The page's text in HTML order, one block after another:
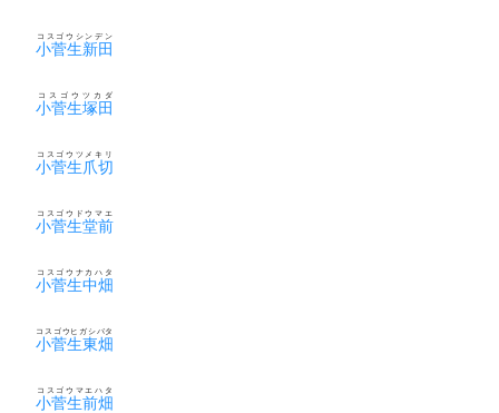
小菅生新田
コスゴウシンデン
小菅生塚田
コスゴウツカダ
小菅生爪切
コスゴウツメキリ
小菅生堂前
コスゴウドウマエ
小菅生中畑
コスゴウナカハタ
小菅生東畑
コスゴウヒガシバタ
小菅生前畑
コスゴウマエハタ